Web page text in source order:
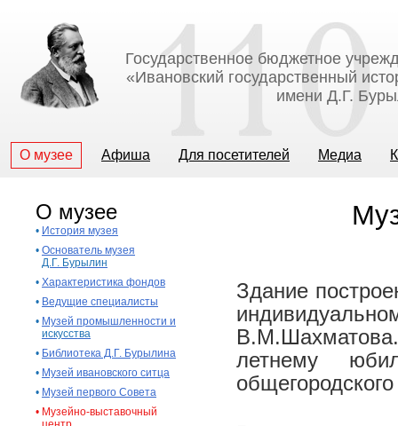
Государственное бюджетное
«Ивановский государственный
имени Д.Г.
О музее Афиша Для посетителей Медиа
О музее
• История музея
• Основатель музея
Д.Г. Бурылин
• Характеристика фондов
• Ведущие специалисты
• Музей промышленности и
искусства
• Библиотека Д.Г. Бурылина
• Музей ивановского ситца
• Музей первого Совета
• Музейно-выставочный
Здание
летнему